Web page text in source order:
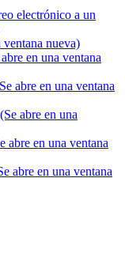
electrónico a un
nueva)
en una ventana
abre en una ventana
abre en una
abre en una ventana
abre en una ventana